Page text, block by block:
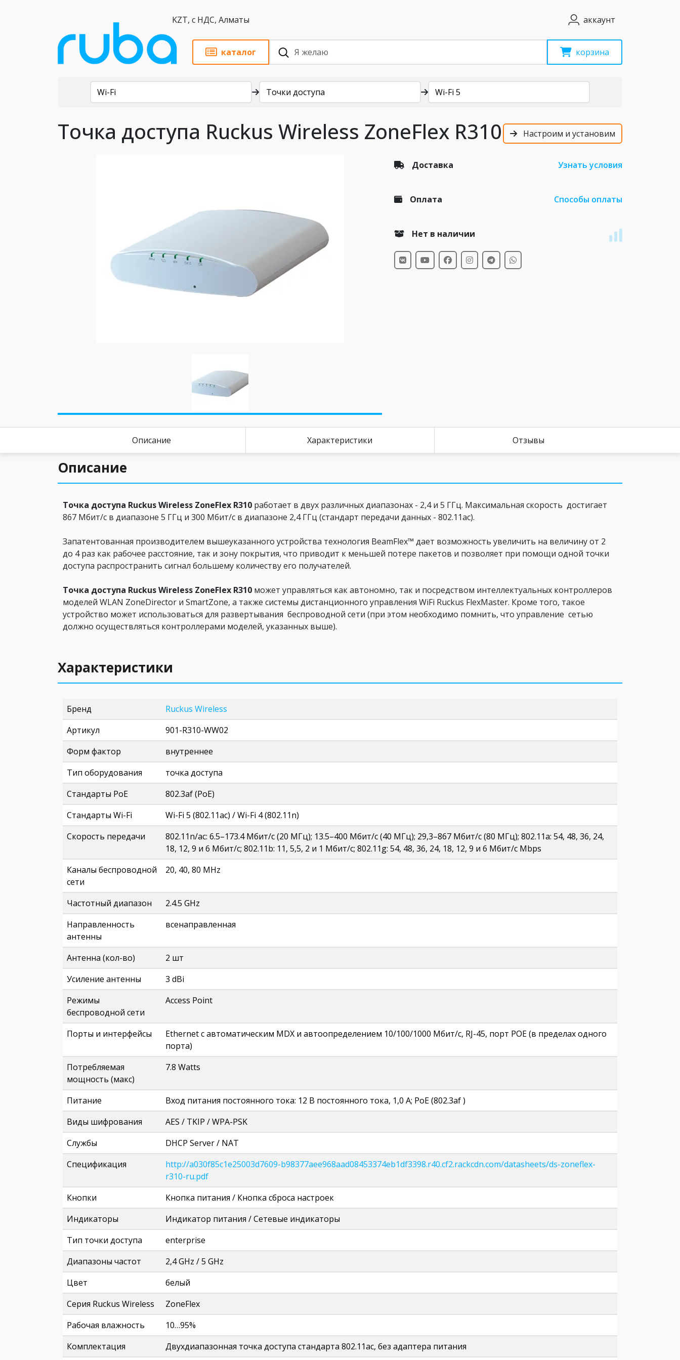
KZT, с НДС, Алматы аккаунт
каталог корзина
Каталог
Wi-Fi Точки доступа Wi-Fi 5
Точка доступа Ruckus Wireless ZoneFlex R310 Настроим и установим
Доставка Узнать условия
Оплата Способы оплаты
Нет в наличии
Описание Характеристики Отзывы
Описание
Точка доступа Ruckus Wireless ZoneFlex R310 работает в двух различных диапазонах - 2,4 и 5 ГГц. Максимальная скорость достигает
867 Мбит/с в диапазоне 5 ГГц и 300 Мбит/с в диапазоне 2,4 ГГц (стандарт передачи данных - 802.11ac).
Запатентованная производителем вышеуказанного устройства технология BeamFlex™ дает возможность увеличить на величину от 2
до 4 раз как рабочее расстояние, так и зону покрытия, что приводит к меньшей потере пакетов и позволяет при помощи одной точки
доступа распространить сигнал большему количеству его получателей.
Точка доступа Ruckus Wireless ZoneFlex R310 может управляться как автономно, так и посредством интеллектуальных контроллеров
моделей WLAN ZoneDirector и SmartZone, а также системы дистанционного управления WiFi Ruckus FlexMaster. Кроме того, такое
устройство может использоваться для развертывания беспроводной сети (при этом необходимо помнить, что управление сетью
должно осуществляться контроллерами моделей, указанных выше).
Характеристики
Бренд
Ruckus Wireless
Артикул
901-R310-WW02
Форм фактор
внутреннее
Тип оборудования
точка доступа
Стандарты PoE
802.3af (PoE)
Стандарты Wi-Fi
Wi-Fi 5 (802.11ac) / Wi-Fi 4 (802.11n)
Скорость передачи
802.11n/ac: 6.5–173.4 Мбит/с (20 МГц); 13.5–400 Мбит/с (40 МГц); 29,3–867 Мбит/с (80 МГц); 802.11a: 54, 48, 36, 24,
18, 12, 9 и 6 Мбит/с; 802.11b: 11, 5,5, 2 и 1 Мбит/с; 802.11g: 54, 48, 36, 24, 18, 12, 9 и 6 Мбит/с Mbps
Каналы беспроводной
сети
20, 40, 80 MHz
Частотный диапазон
2.4.5 GHz
Направленность
антенны
всенаправленная
Антенна (кол-во)
2 шт
Усиление антенны
3 dBi
Режимы
беспроводной сети
Access Point
Порты и интерфейсы
Ethernet с автоматическим MDX и автоопределением 10/100/1000 Мбит/с, RJ-45, порт POE (в пределах одного
порта)
Потребляемая
мощность (макс)
7.8 Watts
Питание
Вход питания постоянного тока: 12 В постоянного тока, 1,0 A; PoE (802.3af )
Виды шифрования
AES / TKIP / WPA-PSK
Службы
DHCP Server / NAT
Спецификация
http://a030f85c1e25003d7609-b98377aee968aad08453374eb1df3398.r40.cf2.rackcdn.com/datasheets/ds-zoneflex-
r310-ru.pdf
Кнопки
Кнопка питания / Кнопка сброса настроек
Индикаторы
Индикатор питания / Сетевые индикаторы
Тип точки доступа
enterprise
Диапазоны частот
2,4 GHz / 5 GHz
Цвет
белый
Серия Ruckus Wireless
ZoneFlex
Рабочая влажность
10…95%
Комплектация
Двухдиапазонная точка доступа стандарта 802.11ac, без адаптера питания